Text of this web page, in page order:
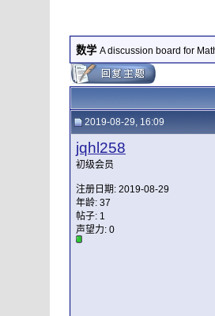
数学 A discussion board for
2019-08-29, 16:09
jqhl258
初级会员
注册日期: 2019-08-29
年龄: 37
帖子: 1
声望力: 0